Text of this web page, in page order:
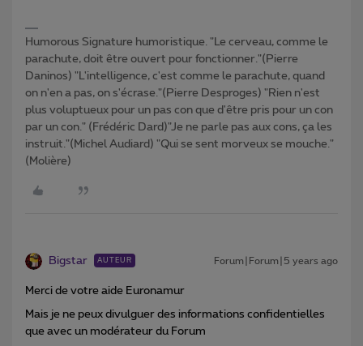
Humorous Signature humoristique. "Le cerveau, comme le
parachute, doit être ouvert pour fonctionner."(Pierre
Daninos) "L'intelligence, c'est comme le parachute, quand
on n'en a pas, on s'écrase."(Pierre Desproges) "Rien n'est
plus voluptueux pour un pas con que d'être pris pour un con
par un con." (Frédéric Dard)"Je ne parle pas aux cons, ça les
instruit."(Michel Audiard) "Qui se sent morveux se mouche."
(Molière)
Bigstar AUTEUR Forum|Forum|5 years ago
Merci de votre aide Euronamur
Mais je ne peux divulguer des informations confidentielles
que avec un modérateur du Forum